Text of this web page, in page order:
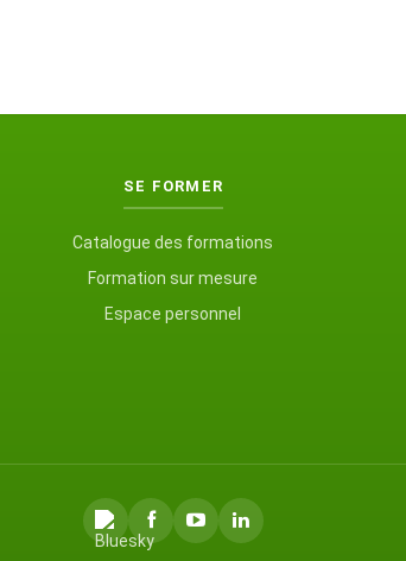
SE FORMER
Catalogue des formations
Formation sur mesure
Espace personnel